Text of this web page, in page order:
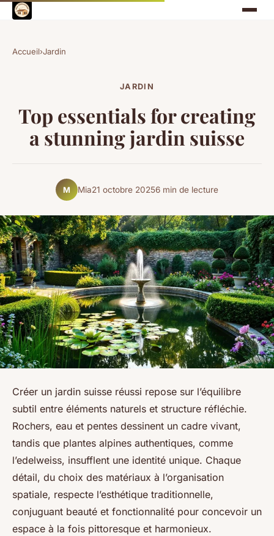
Accueil›Jardin
JARDIN
Top essentials for creating
a stunning jardin suisse
M Mia21 octobre 20256 min de lecture
Créer un jardin suisse réussi repose sur l’équilibre
subtil entre éléments naturels et structure réfléchie.
Rochers, eau et pentes dessinent un cadre vivant,
tandis que plantes alpines authentiques, comme
l’edelweiss, insufflent une identité unique. Chaque
détail, du choix des matériaux à l’organisation
spatiale, respecte l’esthétique traditionnelle,
conjuguant beauté et fonctionnalité pour concevoir un
espace à la fois pittoresque et harmonieux.